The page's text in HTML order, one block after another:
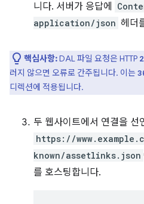
니다. 서버가 응답에
application/json 헤더
핵심사항:DAL 파일 요청은 HTTP
러지 않으면 오류로 간주됩니다. 이는
디렉션에 적용됩니다.
두 웹사이트에서 연결을 선
https://
known/assetlinks.json
를 호스팅합니다.